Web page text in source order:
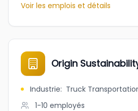
Voir les emplois et détails
Origin
Industrie: Truck
1-10 employés